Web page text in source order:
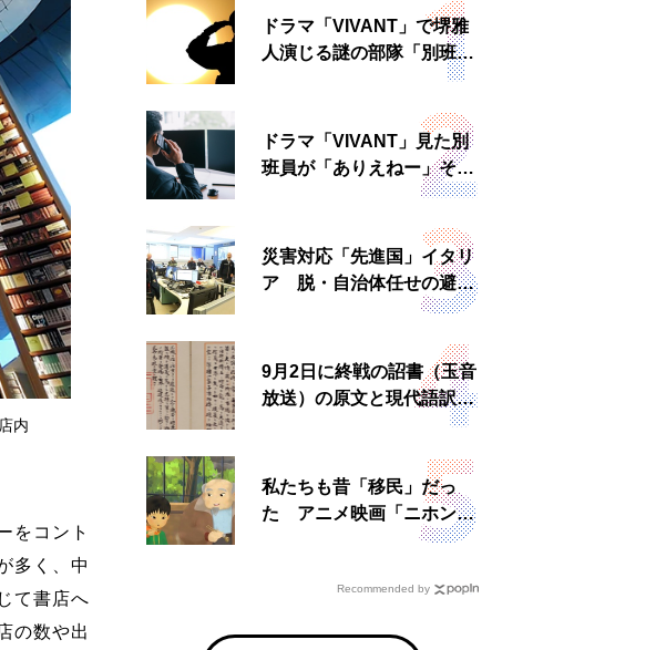
内
をコント
多く、中
て書店へ
の数や出
ドラマ「VIVANT」で堺雅
人演じる謎の部隊「別班」
は実在する？内情知る人物
ドラマ「VIVANT」見た別
班員が「ありえねー」その
理由とは 非公然組織ゆえ
災害対応「先進国」イタリ
ア 脱・自治体任せの避難
所運営、被災者への温かい
9月2日に終戦の詔書（玉音
放送）の原文と現代語訳を
読む もう一つの「終戦の
私たちも昔「移民」だっ
た アニメ映画「ニホンジ
Recommended by